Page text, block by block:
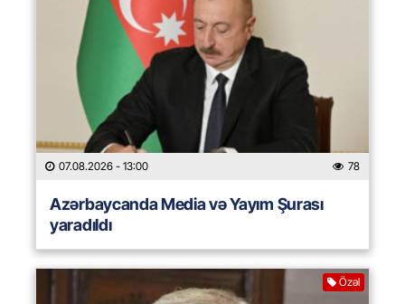
07.08.2026 - 13:00 78
Azərbaycanda Media və Yayım Şurası
yaradıldı
Özəl